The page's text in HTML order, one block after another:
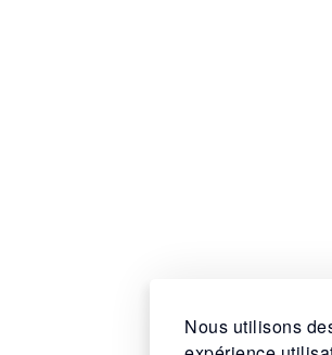
Nous utilisons